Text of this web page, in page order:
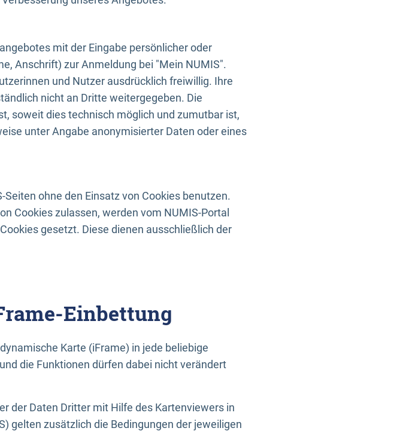
mit der Eingabe persönlicher oder
Anschrift) zur Anmeldung bei "Mein NUMIS".
und Nutzer ausdrücklich freiwillig. Ihre
nicht an Dritte weitergegeben. Die
soweit dies technisch möglich und zumutbar ist,
unter Angabe anonymisierter Daten oder eines
ohne den Einsatz von Cookies benutzen.
Cookies zulassen, werden vom NUMIS-Portal
gesetzt. Diese dienen ausschließlich der
Einbettung
Karte (iFrame) in jede beliebige
die Funktionen dürfen dabei nicht verändert
der Daten Dritter mit Hilfe des Kartenviewers in
gelten zusätzlich die Bedingungen der jeweiligen